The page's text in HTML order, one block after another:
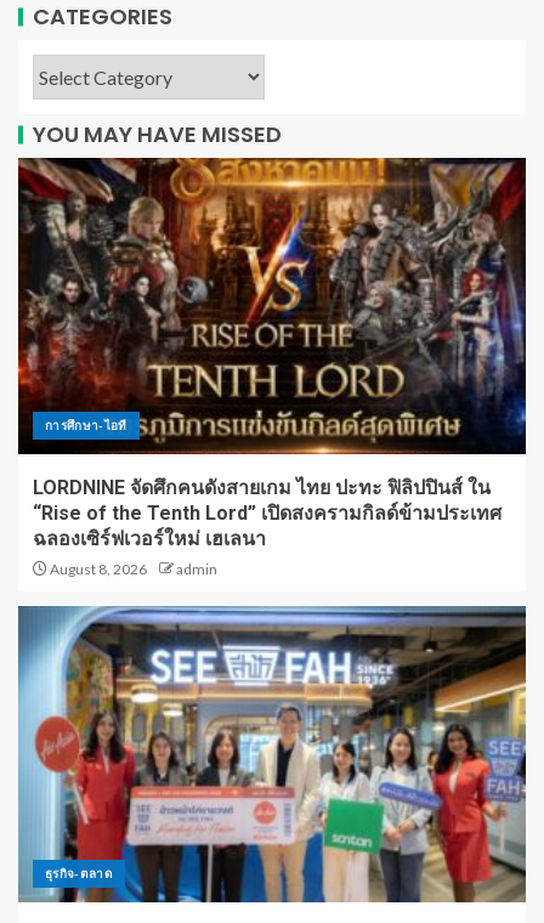
CATEGORIES
YOU MAY HAVE MISSED
การศึกษา-ไอที
LORDNINE จัดศึกคนดังสายเกม ไทย ปะทะ ฟิลิปปินส์ ใน
“Rise of the Tenth Lord” เปิดสงครามกิลด์ข้ามประเทศ
ฉลองเซิร์ฟเวอร์ใหม่ เฮเลนา
August 8, 2026 admin
ธุรกิจ-ตลาด